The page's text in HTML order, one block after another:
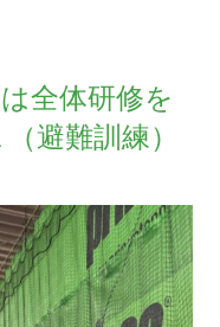
全体研修を
避難訓練）